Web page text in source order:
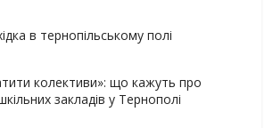
в тернопільському полі
колективи»: що кажуть про
закладів у Тернополі